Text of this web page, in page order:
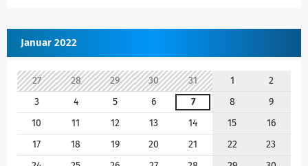
Januar 2022
27 28 29 30 31 1
2
3
4 5 6 7 8
9
10
11 12 13 14 15
16
17
18 19 20 21 22
23